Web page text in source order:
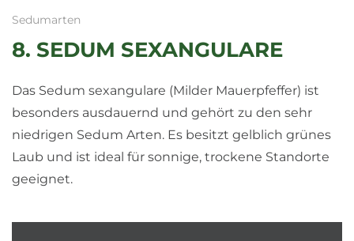
Sedumarten
8. SEDUM SEXANGULARE
Das Sedum sexangulare (Milder Mauerpfeffer) ist
besonders ausdauernd und gehört zu den sehr
niedrigen Sedum Arten. Es besitzt gelblich grünes
Laub und ist ideal für sonnige, trockene Standorte
geeignet.